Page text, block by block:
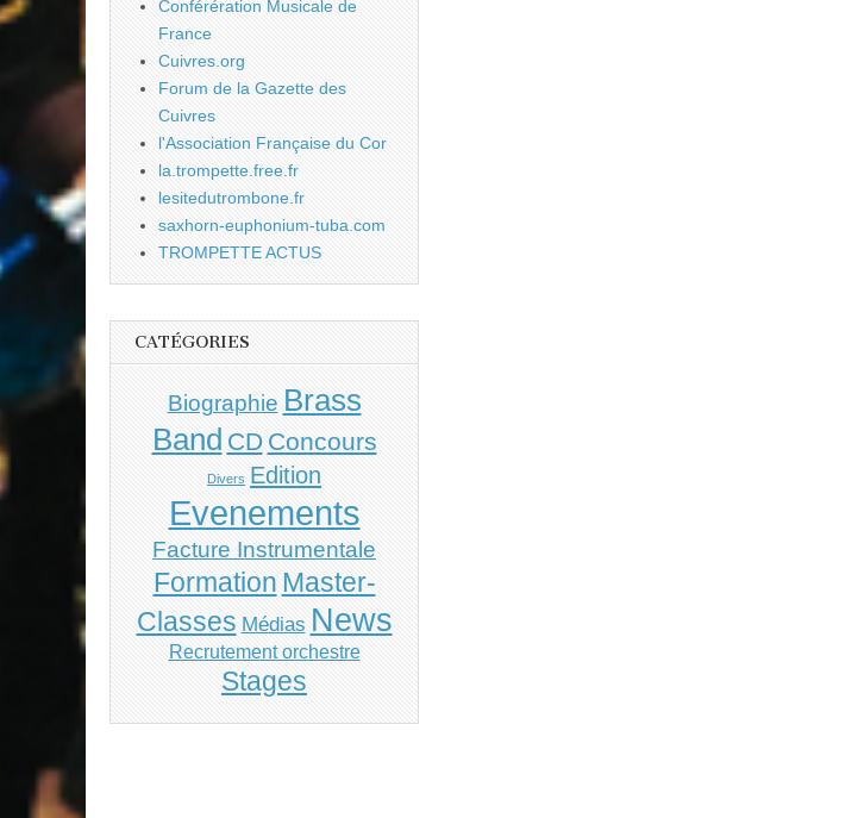
Conférération Musicale de
France
Cuivres.org
Forum de la Gazette des
Cuivres
l'Association Française du Cor
la.trompette.free.fr
lesitedutrombone.fr
saxhorn-euphonium-tuba.com
TROMPETTE ACTUS
CATÉGORIES
Biographie Brass
Band CD Concours
Divers Edition
Evenements
Facture Instrumentale
Formation Master-
Classes Médias News
Recrutement orchestre
Stages